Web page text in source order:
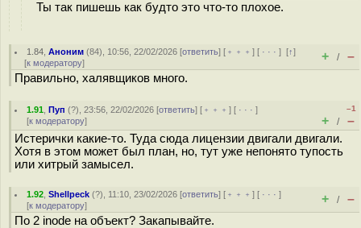
Ты так пишешь как будто это что-то плохое.
1.84 ,Аноним (84), 10:56, 22/02/2026 [ответить] [ ﹢﹢﹢] [ · · ·][↑]
[к модератору] + / –
Правильно, халявщиков много.
1.91 ,Пуп (?), 23:56, 22/02/2026 [ответить] [ ﹢﹢﹢] [ · · ·]
[к модератору]
–1
+ / –
Истерички какие-то. Туда сюда лицензии двигали двигали.
Хотя в этом может был план, но, тут уже непонято тупость
или хитрый замысел.
1.92 ,Shellpeck (?), 11:10, 23/02/2026 [ответить] [ ﹢﹢﹢] [ · · ·]
[к модератору] + / –
По 2 inode на объект? Закапывайте.